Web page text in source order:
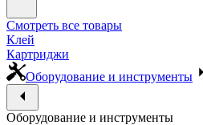
Смотреть все товары
Клей
Картриджи
Оборудование и инструменты
Оборудование и инструменты